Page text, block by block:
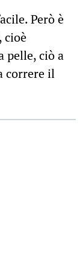
Però è
cioè
pelle, ciò a
correre il